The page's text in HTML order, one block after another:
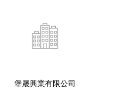
堡晟興業有限公司